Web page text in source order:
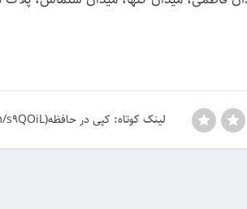
لینک کوتاه: کپی در حافظه(https://www.akkasee.com/s9QOiL)